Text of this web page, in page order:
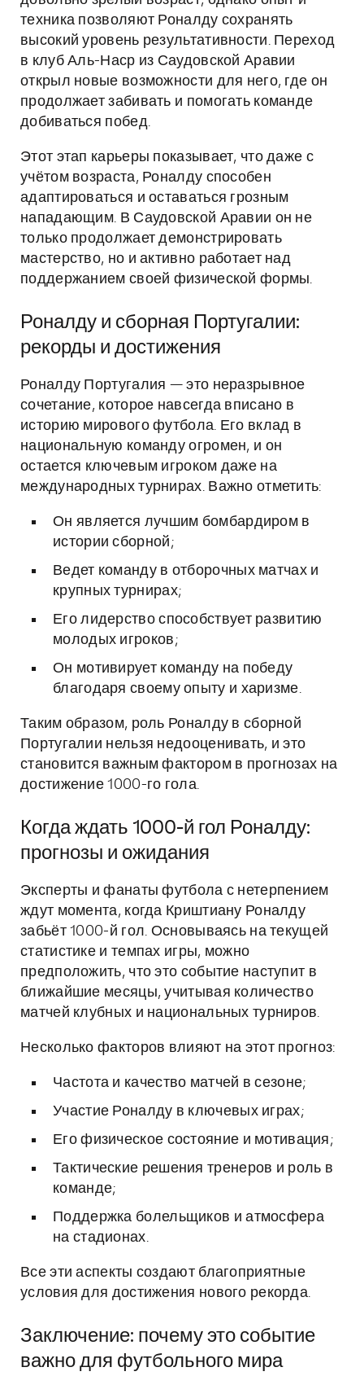
техника позволяют Роналду сохранять
высокий уровень результативности. Переход
в клуб Аль-Наср из Саудовской Аравии
открыл новые возможности для него, где он
продолжает забивать и помогать команде
добиваться побед.
Этот этап карьеры показывает, что даже с
учётом возраста, Роналду способен
адаптироваться и оставаться грозным
нападающим. В Саудовской Аравии он не
только продолжает демонстрировать
мастерство, но и активно работает над
поддержанием своей физической формы.
Роналду и сборная Португалии:
рекорды и достижения
Роналду Португалия — это неразрывное
сочетание, которое навсегда вписано в
историю мирового футбола. Его вклад в
национальную команду огромен, и он
остается ключевым игроком даже на
международных турнирах. Важно отметить:
Он является лучшим бомбардиром в
истории сборной;
Ведет команду в отборочных матчах и
крупных турнирах;
Его лидерство способствует развитию
молодых игроков;
Он мотивирует команду на победу
благодаря своему опыту и харизме.
Таким образом, роль Роналду в сборной
Португалии нельзя недооценивать, и это
становится важным фактором в прогнозах на
достижение 1000-го гола.
Когда ждать 1000-й гол Роналду:
прогнозы и ожидания
Эксперты и фанаты футбола с нетерпением
ждут момента, когда Криштиану Роналду
забьёт 1000-й гол. Основываясь на текущей
статистике и темпах игры, можно
предположить, что это событие наступит в
ближайшие месяцы, учитывая количество
матчей клубных и национальных турниров.
Несколько факторов влияют на этот прогноз:
Частота и качество матчей в сезоне;
Участие Роналду в ключевых играх;
Его физическое состояние и мотивация;
Тактические решения тренеров и роль в
команде;
Поддержка болельщиков и атмосфера
на стадионах.
Все эти аспекты создают благоприятные
условия для достижения нового рекорда.
Заключение: почему это событие
важно для футбольного мира